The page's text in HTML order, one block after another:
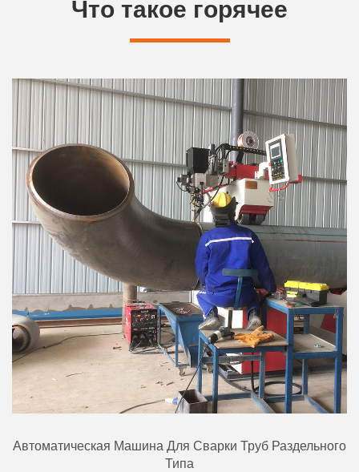
Что такое горячее
Автоматическая Машина Для Сварки Труб Раздельного
Типа